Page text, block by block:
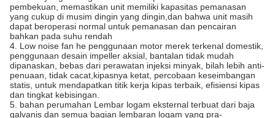
pembekuan, memastikan unit memiliki kapasitas pemanasan
yang cukup di musim dingin yang dingin,dan bahwa unit masih
dapat beroperasi normal untuk pemanasan dan pencairan
bahkan pada suhu rendah
4. Low noise fan he penggunaan motor merek terkenal domestik,
penggunaan desain impeller aksial, bantalan tidak mudah
dipanaskan, bebas dari perawatan injeksi minyak, bilah lebih anti-
penuaan, tidak cacat,kipasnya ketat, percobaan keseimbangan
statis, untuk mendapatkan titik kerja kipas terbaik, efisiensi kipas
dan tingkat kebisingan.
5. bahan perumahan Lembar logam eksternal terbuat dari baja
galvanis dan semua bagian lembaran logam yang pra-